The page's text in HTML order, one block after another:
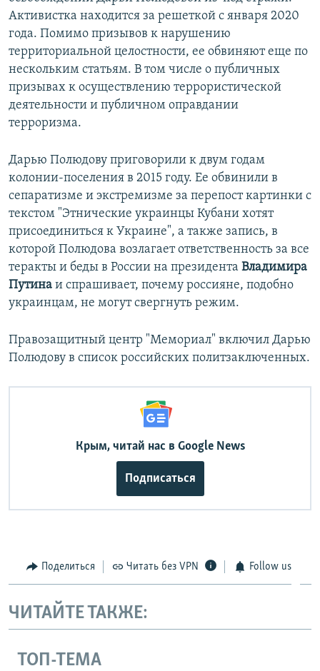
Активистка находится за решеткой с января 2020
года. Помимо призывов к нарушению
территориальной целостности, ее обвиняют еще по
нескольким статьям. В том числе о публичных
призывах к осуществлению террористической
деятельности и публичном оправдании
терроризма.
Дарью Полюдову приговорили к двум годам
колонии-поселения в 2015 году. Ее обвинили в
сепаратизме и экстремизме за перепост картинки с
текстом "Этнические украинцы Кубани хотят
присоединиться к Украине", а также запись, в
которой Полюдова возлагает ответственность за все
теракты и беды в России на президента Владимира
Путина и спрашивает, почему россияне, подобно
украинцам, не могут свергнуть режим.
Правозащитный центр "Мемориал" включил Дарью
Полюдову в список российских политзаключенных.
Крым, читай нас в Google News
Подписаться
Поделиться Читать без VPN Follow us
ЧИТАЙТЕ ТАКЖЕ:
ТОП-ТЕМА